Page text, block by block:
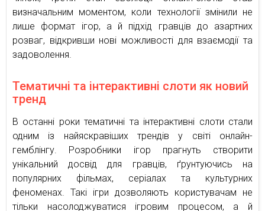
визначальним моментом, коли технології змінили не
лише формат ігор, а й підхід гравців до азартних
розваг, відкривши нові можливості для взаємодії та
задоволення.
Тематичні та інтерактивні слоти як новий
тренд
В останні роки тематичні та інтерактивні слоти стали
одним із найяскравіших трендів у світі онлайн-
гемблінгу. Розробники ігор прагнуть створити
унікальний досвід для гравців, ґрунтуючись на
популярних фільмах, серіалах та культурних
феноменах. Такі ігри дозволяють користувачам не
тільки насолоджуватися ігровим процесом, а й